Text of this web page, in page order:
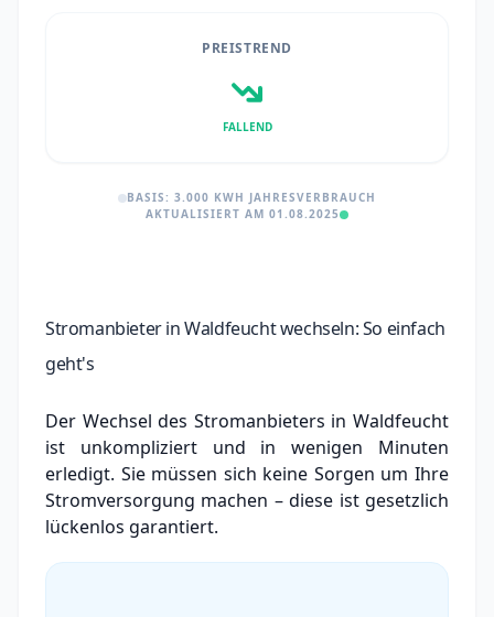
PREISTREND
FALLEND
BASIS: 3.000 KWH JAHRESVERBRAUCH
AKTUALISIERT AM 01.08.2025
Stromanbieter in Waldfeucht wechseln: So einfach
geht's
Der Wechsel des Stromanbieters in Waldfeucht
ist unkompliziert und in wenigen Minuten
erledigt. Sie müssen sich keine Sorgen um Ihre
Stromversorgung machen – diese ist gesetzlich
lückenlos garantiert.